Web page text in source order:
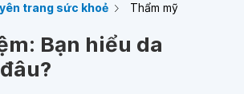
trang sức khoẻ Thẩm mỹ
Bạn hiểu da